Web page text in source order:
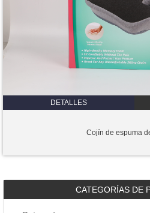
DETALLES
Cojín de espuma
CATEGORÍAS DE